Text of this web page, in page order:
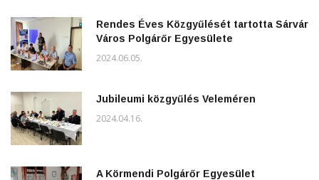
Rendes Éves Közgyűlését tartotta Sárvár
Város Polgárőr Egyesülete
2024.06.05.
Jubileumi közgyűlés Veleméren
2024.04.16.
A Körmendi Polgárőr Egyesület